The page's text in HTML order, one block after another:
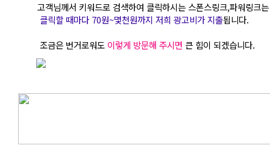
고객님께서 키워드로 검색하여 클릭하시는 스폰스링크,파워링크는
클릭할 때마다 70원~몇천원까지 저희 광고비가 지출됩니다.
조금은 번거로워도 이렇게 방문해 주시면 큰 힘이 되겠습니다.